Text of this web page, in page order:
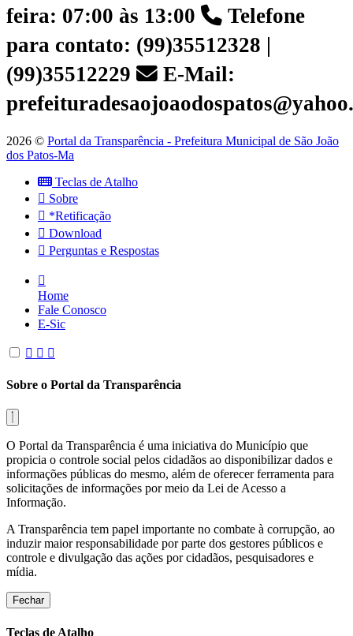
feira: 07:00 às 13:00
Telefone
para contato: (99)35512328 |
(99)35512229
E-Mail:
2026 © Portal da Transparência - Prefeitura Municipal de São João
dos Patos-Ma
Teclas de Atalho
Sobre
*Retificação
Download
Perguntas e Respostas
Home
Fale Conosco
E-Sic
Sobre o Portal da Transparência
O Portal da Transparência é uma iniciativa do Município que
propicia o controle social pelos cidadãos ao disponibilizar dados e
informações públicas do mesmo, além de oferecer ferramenta para
solicitações de informações por meio da Lei de Acesso a
Informação.
A Transparência tem papel importante no combate à corrupção, ao
induzir maior responsabilidade por parte dos gestores públicos e
controle e divulgação das ações por cidadãos, pesquisadores e
mídia.
Fechar
Teclas de Atalho